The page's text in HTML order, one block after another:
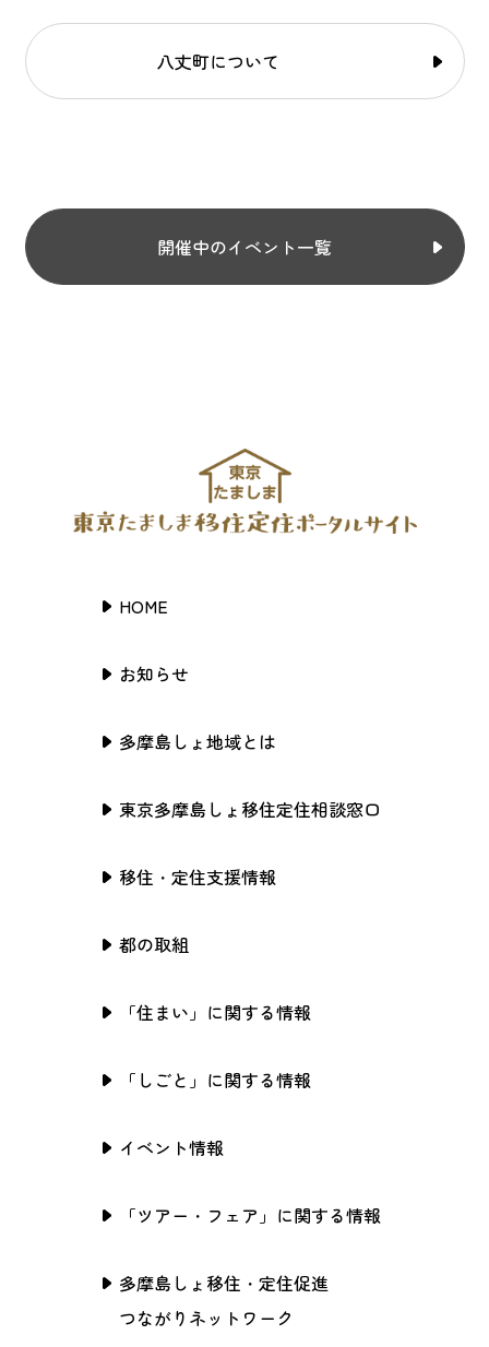
八丈町について
開催中のイベント一覧
HOME
お知らせ
多摩島しょ地域とは
東京多摩島しょ移住定住相談窓口
移住・定住支援情報
都の取組
「住まい」に関する情報
「しごと」に関する情報
イベント情報
「ツアー・フェア」に関する情報
多摩島しょ移住・定住促進
つながりネットワーク